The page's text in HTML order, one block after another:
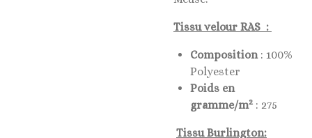
Tissu velour RAS :
Composition: 100%
Polyester
Poids en
gramme/m2 : 275
Tissu Burlington: